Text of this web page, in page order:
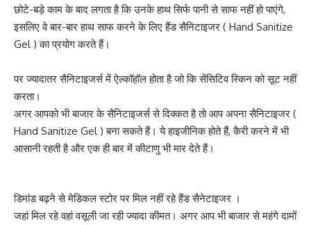
छोटे-बड़े काम के बाद लगता है कि उनके हाथ सिर्फ पानी से साफ नहीं हो पाएंगे,
इसलिए वे बार-बार हाथ साफ करने के लिए हैंड सैनिटाइजर ( Hand Sanitize
Gel ) का प्रयोग करते हैं।
पर ज्यादातर सैनिटाइजर्स में ऐल्कॉहॉल होता है जो कि सेंसिटिव स्किन को सूट नहीं
करता।
अगर आपको भी बाजार के सैनिटाइजर्स से दिक्कत है तो आप अपना सैनिटाइजर (
Hand Sanitize Gel ) बना सकते हैं। ये हाइजीनिक होते हैं, कैरी करने में भी
आसानी रहती है और एक ही बार में कीटाणु भी मार देते हैं।
डिमांड बढ़ने से मेडिकल स्टोर पर मिल नहीं रहे हैंड सैनेटाइजर ।
जहां मिल रहे वहां वसूली जा रही ज्यादा कीमत। अगर आप भी बाजार से महंगे दामों